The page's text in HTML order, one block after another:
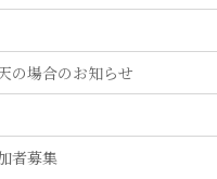
の場合のお知らせ
者募集